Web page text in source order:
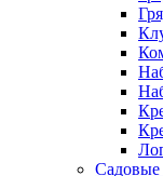
Садовые